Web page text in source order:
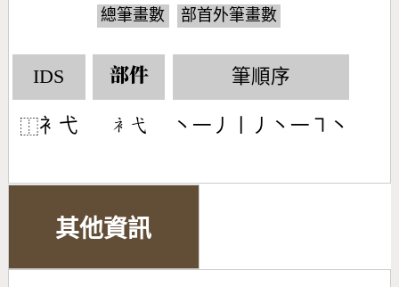
總筆畫數 部首外筆畫數
IDS
⿰衤弋
部件
󶆒󶁱
筆順序
丶一丿丨丿丶一㇕丶
其他資訊